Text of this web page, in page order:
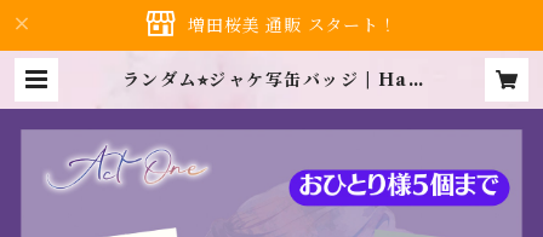
増田桜美 通販 スタート！
ランダム⭐︎ジャケ写缶バッジ | Han